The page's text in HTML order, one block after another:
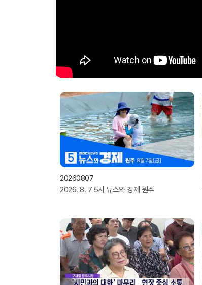
20260807
2026. 8. 7 5시 뉴스와 경제 원주